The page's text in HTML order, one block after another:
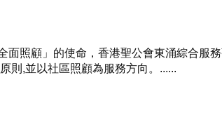
面照顧」的使命，香港聖公會東涌綜合服
則,並以社區照顧為服務方向。......